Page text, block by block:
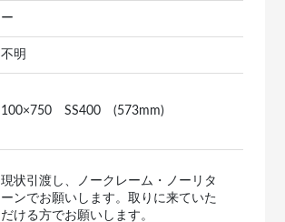
ー
不明
100×750 SS400 (573mm)
現状引渡し、ノークレーム・ノーリタ
ーンでお願いします。取りに来ていた
だける方でお願いします。